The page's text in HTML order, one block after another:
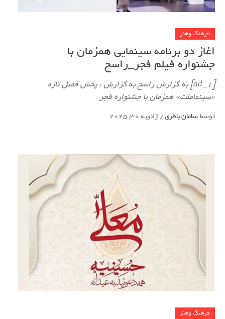
فرهنگ وهنر
اغاز دو برنامه سینمایی همزمان با
جشنواره فیلم فجر_راسخ
[ad_1] به گزارش راسخ به گزارش ، پخش فصل تازه
«سینماملت» همزمان با جشنواره فجر
توسطسامان باقری/ژانویه 30, 2025
فرهنگ وهنر